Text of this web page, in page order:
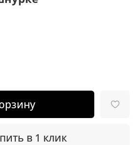
в 1 клик